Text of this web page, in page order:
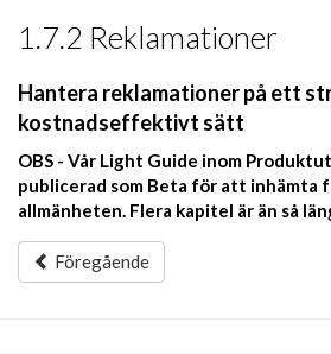
1.7.2 Reklamationer
Hantera reklamationer på ett
kostnadseffektivt sätt
OBS - Vår Light Guide inom
publicerad som Beta för att inhämta
allmänheten. Flera kapitel är än så
Föregående